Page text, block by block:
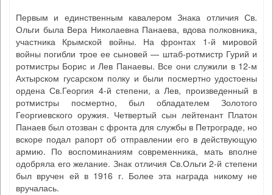
Первым и единственным кавалером Знака отличия Св.
Ольги была Вера Николаевна Панаева, вдова полковника,
участника Крымской войны. На фронтах 1-й мировой
войны погибли трое ее сыновей — штаб-ротмистр Гурий и
ротмистры Борис и Лев Панаевы. Все они служили в 12-м
Ахтырском гусарском полку и были посмертно удостоены
ордена Св.Георгия 4-й степени, а Лев, произведенный в
ротмистры посмертно, был обладателем Золотого
Георгиевского оружия. Четвертый сын лейтенант Платон
Панаев был отозван с фронта для службы в Петрограде, но
вскоре подал рапорт об отправлении его в действующую
армию. По воспоминаниям современника, мать вполне
одобряла его желание. Знак отличия Св.Ольги 2-й степени
был вручен ей в 1916 г. Более эта награда никому не
вручалась.